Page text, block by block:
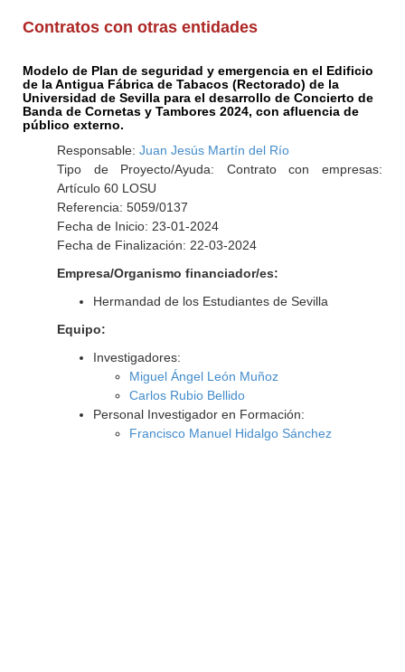
Contratos con otras entidades
Modelo de Plan de seguridad y emergencia en el Edificio
de la Antigua Fábrica de Tabacos (Rectorado) de la
Universidad de Sevilla para el desarrollo de Concierto de
Banda de Cornetas y Tambores 2024, con afluencia de
público externo.
Responsable: Juan Jesús Martín del Río
Tipo de Proyecto/Ayuda: Contrato con empresas:
Artículo 60 LOSU
Referencia: 5059/0137
Fecha de Inicio: 23-01-2024
Fecha de Finalización: 22-03-2024
Empresa/Organismo financiador/es:
Hermandad de los Estudiantes de Sevilla
Equipo:
Investigadores:
Miguel Ángel León Muñoz
Carlos Rubio Bellido
Personal Investigador en Formación:
Francisco Manuel Hidalgo Sánchez